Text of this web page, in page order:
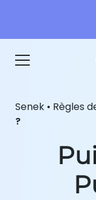
Senek • Règles
?